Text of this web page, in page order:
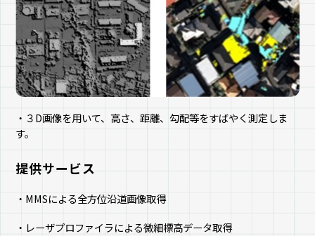
・３D画像を用いて、高さ、距離、勾配等をすばやく測定しま
す。
提供サービス
・MMSによる全方位沿道画像取得
・レーザプロファイラによる微細標高データ取得